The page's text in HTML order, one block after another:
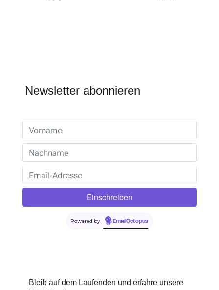
Newsletter abonnieren
Powered by EmailOctopus
Bleib auf dem Laufenden und erfahre unsere